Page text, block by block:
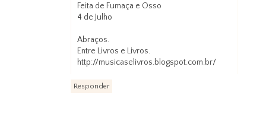
Feita de Fumaça e Osso
4 de Julho
Abraços.
Entre Livros e Livros.
http://musicaselivros.blogspot.com.br/
Responder